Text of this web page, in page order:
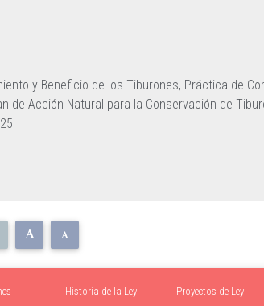
y Beneficio de los Tiburones, Práctica de
de Acción Natural para la Conservación de
Proyectos de Ley
Historia de la Ley